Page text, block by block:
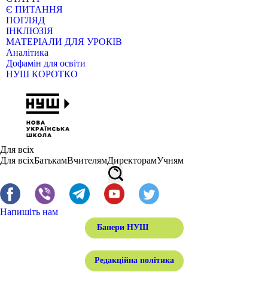
Є ПИТАННЯ
ПОГЛЯД
ІНКЛЮЗІЯ
МАТЕРІАЛИ ДЛЯ УРОКІВ
Аналітика
Дофамін для освіти
НУШ КОРОТКО
Для всіх
Для всіхБатькамВчителямДиректорамУчням
Напишіть нам
Банери НУШ
Редакційна політика